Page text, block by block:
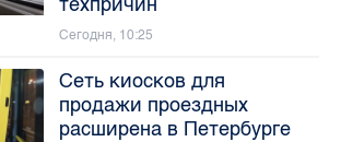
Сегодня, 10:25
Сеть киосков для
продажи проездных
расширена в Петербурге